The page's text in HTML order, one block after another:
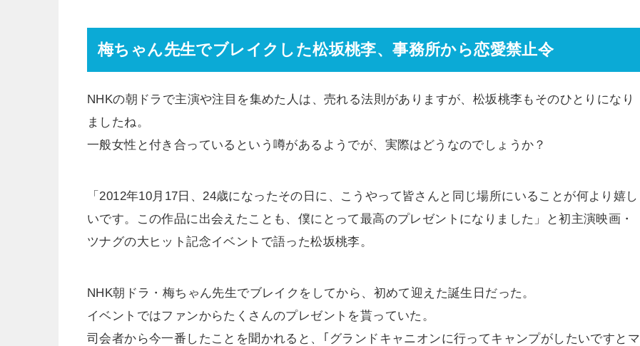
梅ちゃん先生でブレイクした松坂桃李、事務所から恋愛禁止令
NHKの朝ドラで主演や注目を集めた人は、売れる法則がありますが、松坂桃李もそのひとりになり
ましたね。
一般女性と付き合っているという噂があるようでが、実際はどうなのでしょうか？
「2012年10月17日、24歳になったその日に、こうやって皆さんと同じ場所にいることが何より嬉し
いです。この作品に出会えたことも、僕にとって最高のプレゼントになりました」と初主演映画・
ツナグの大ヒット記念イベントで語った松坂桃李。
NHK朝ドラ・梅ちゃん先生でブレイクをしてから、初めて迎えた誕生日だった。
イベントではファンからたくさんのプレゼントを貰っていた。
司会者から今一番したことを聞かれると、｢グランドキャニオンに行ってキャンプがしたいですとマ